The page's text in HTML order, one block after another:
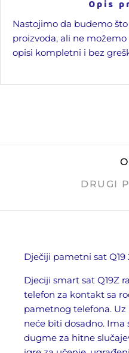
Opis
Nastojimo da budemo
proizvoda, ali ne
opisi kompletni i bez
DRUGI
Dječiji pametni sat Q19
Djeciji smart sat Q19Z
telefon za kontakt sa
pametnog telefona.
neće biti dosadno. Ima
dugme za hitne